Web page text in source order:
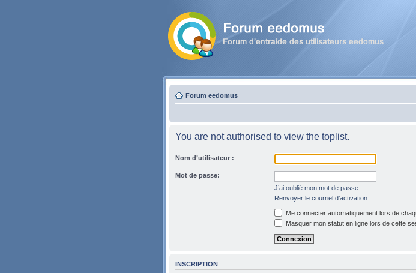
Forum eedomus
You are not authorised to view the toplist.
Nom d’utilisateur :
Mot de passe:
J’ai oublié mon mot de passe
Renvoyer le courriel d’activation
Me connecter automatiquement lors de
Masquer mon statut en ligne lors de cette
INSCRIPTION